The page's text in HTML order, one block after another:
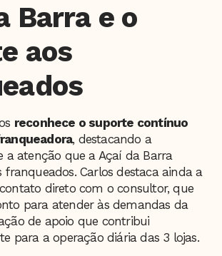
Barra e o
aos
reconhece o suporte contínuo
, destacando a
a atenção que a Açaí da Barra
franqueados. Carlos destaca ainda a
direto com o consultor, que
para atender às demandas da
de apoio que contribui
para a operação diária das 3 lojas.